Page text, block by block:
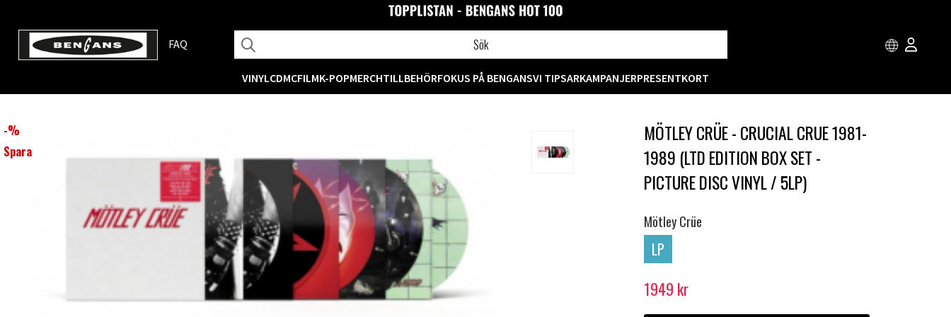
FAQ
VINYLCDMCFILMK-POPMERCHTILLBEHÖRFOKUS PÅ BENGANSVI TIPSARKAMPANJERPRESENTKORT
-%
Spara
MÖTLEY CRÜE - CRUCIAL CRUE 1981-
1989 (LTD EDITION BOX SET -
PICTURE DISC VINYL / 5LP)
Mötley Crüe
LP
1949 kr